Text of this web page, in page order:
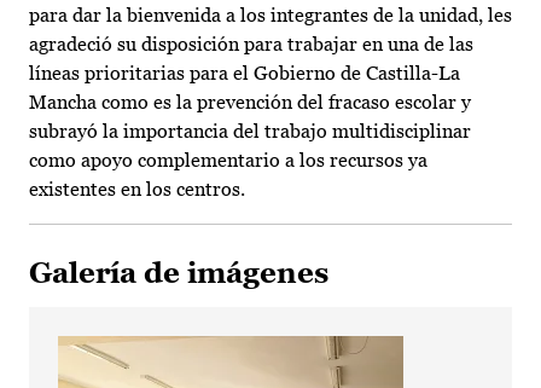
para dar la bienvenida a los integrantes de la unidad, les
agradeció su disposición para trabajar en una de las
líneas prioritarias para el Gobierno de Castilla-La
Mancha como es la prevención del fracaso escolar y
subrayó la importancia del trabajo multidisciplinar
como apoyo complementario a los recursos ya
existentes en los centros.
Galería de imágenes